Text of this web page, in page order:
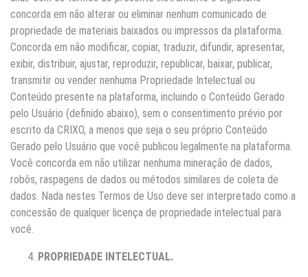
concorda em não alterar ou eliminar nenhum comunicado de
propriedade de materiais baixados ou impressos da plataforma.
Concorda em não modificar, copiar, traduzir, difundir, apresentar,
exibir, distribuir, ajustar, reproduzir, republicar, baixar, publicar,
transmitir ou vender nenhuma Propriedade Intelectual ou
Conteúdo presente na plataforma, incluindo o Conteúdo Gerado
pelo Usuário (definido abaixo), sem o consentimento prévio por
escrito da CRIXO, a menos que seja o seu próprio Conteúdo
Gerado pelo Usuário que você publicou legalmente na plataforma.
Você concorda em não utilizar nenhuma mineração de dados,
robôs, raspagens de dados ou métodos similares de coleta de
dados. Nada nestes Termos de Uso deve ser interpretado como a
concessão de qualquer licença de propriedade intelectual para
você.
PROPRIEDADE INTELECTUAL.